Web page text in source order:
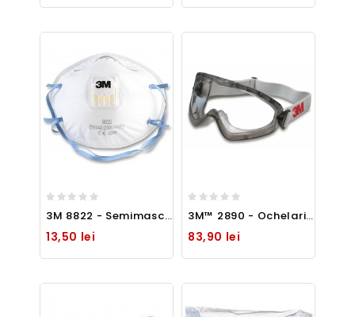
3M 8822 - Semimasca de uz general protectie FFP2
13,50 lei
3M™ 2890 - Ochelari de protecție, etanșați, lentilă transparentă
83,90 lei